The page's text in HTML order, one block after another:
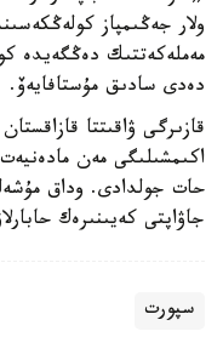
ولار جەڭىمپاز
مەملەكەتتىك دەڭگەيدە
دەدى سادىق مۇستافايەۆ.
قازىرگى ۋاقىتتا
اكىمشىلىگى مەن
حات جولدادى. وداق
جاۋاپتى كەيىنىرەك
سپورت